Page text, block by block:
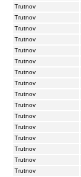
Trutnov
Trutnov
Trutnov
Trutnov
Trutnov
Trutnov
Trutnov
Trutnov
Trutnov
Trutnov
Trutnov
Trutnov
Trutnov
Trutnov
Trutnov
Trutnov